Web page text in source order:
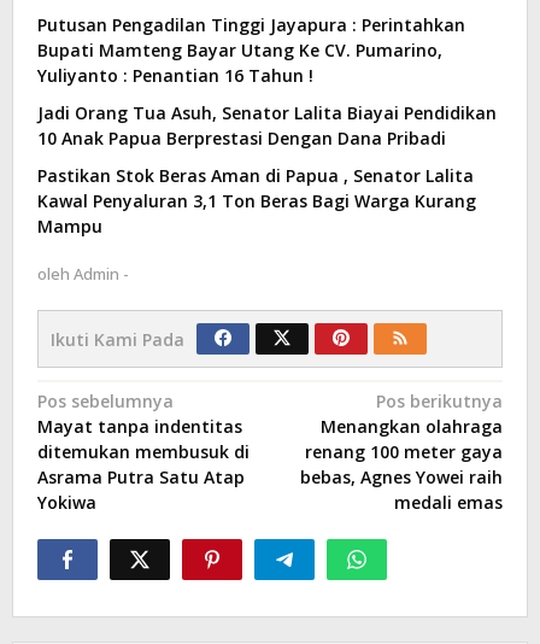
Putusan Pengadilan Tinggi Jayapura : Perintahkan
Bupati Mamteng Bayar Utang Ke CV. Pumarino,
Yuliyanto : Penantian 16 Tahun !
Jadi Orang Tua Asuh, Senator Lalita Biayai Pendidikan
10 Anak Papua Berprestasi Dengan Dana Pribadi
Pastikan Stok Beras Aman di Papua , Senator Lalita
Kawal Penyaluran 3,1 Ton Beras Bagi Warga Kurang
Mampu
oleh Admin -
Ikuti Kami Pada
Navigasi
pos
Pos sebelumnya
Mayat tanpa indentitas
ditemukan membusuk di
Asrama Putra Satu Atap
Yokiwa
Pos berikutnya
Menangkan olahraga
renang 100 meter gaya
bebas, Agnes Yowei raih
medali emas